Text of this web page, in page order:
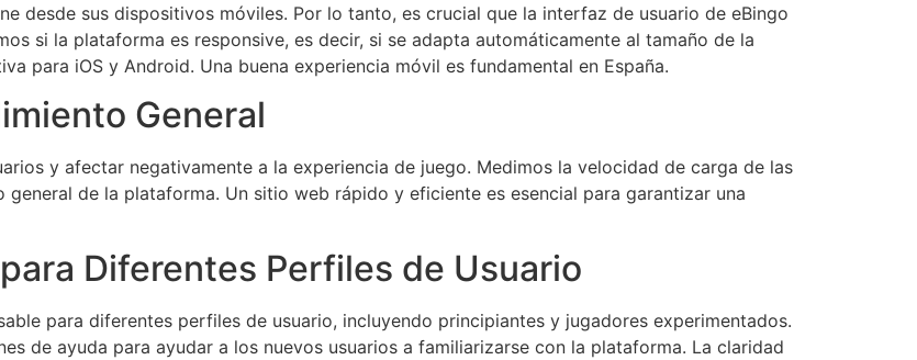
desde sus dispositivos móviles. Por lo tanto, es crucial que la interfaz de usuario de eBingo
si la plataforma es responsive, es decir, si se adapta automáticamente al tamaño de la
para iOS y Android. Una buena experiencia móvil es fundamental en España.
General
y afectar negativamente a la experiencia de juego. Medimos la velocidad de carga de las
de la plataforma. Un sitio web rápido y eficiente es esencial para garantizar una
Diferentes Perfiles de Usuario
para diferentes perfiles de usuario, incluyendo principiantes y jugadores experimentados.
de ayuda para ayudar a los nuevos usuarios a familiarizarse con la plataforma. La claridad